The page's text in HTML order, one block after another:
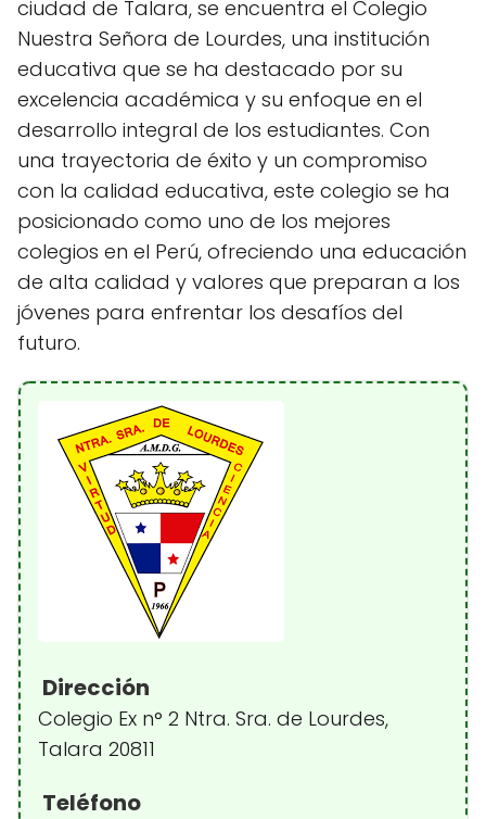
ciudad de Talara, se encuentra el Colegio
Nuestra Señora de Lourdes, una institución
educativa que se ha destacado por su
excelencia académica y su enfoque en el
desarrollo integral de los estudiantes. Con
una trayectoria de éxito y un compromiso
con la calidad educativa, este colegio se ha
posicionado como uno de los mejores
colegios en el Perú, ofreciendo una educación
de alta calidad y valores que preparan a los
jóvenes para enfrentar los desafíos del
futuro.
Dirección
Colegio Ex n° 2 Ntra. Sra. de Lourdes,
Talara 20811
Teléfono